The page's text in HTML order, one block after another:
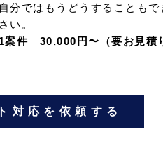
自分ではもうどうすることも
さい。
1案件 30,000円〜（要お見積
対応を依頼する